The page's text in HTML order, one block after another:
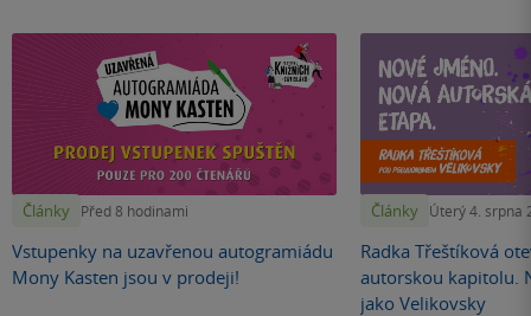
Články Před 8 hodinami
Vstupenky na uzavřenou autogramiádu
Mony Kasten jsou v prodeji!
Články Úterý 4. srpna
Radka Třeštíková
autorskou kapitolu.
jako Velikovsky